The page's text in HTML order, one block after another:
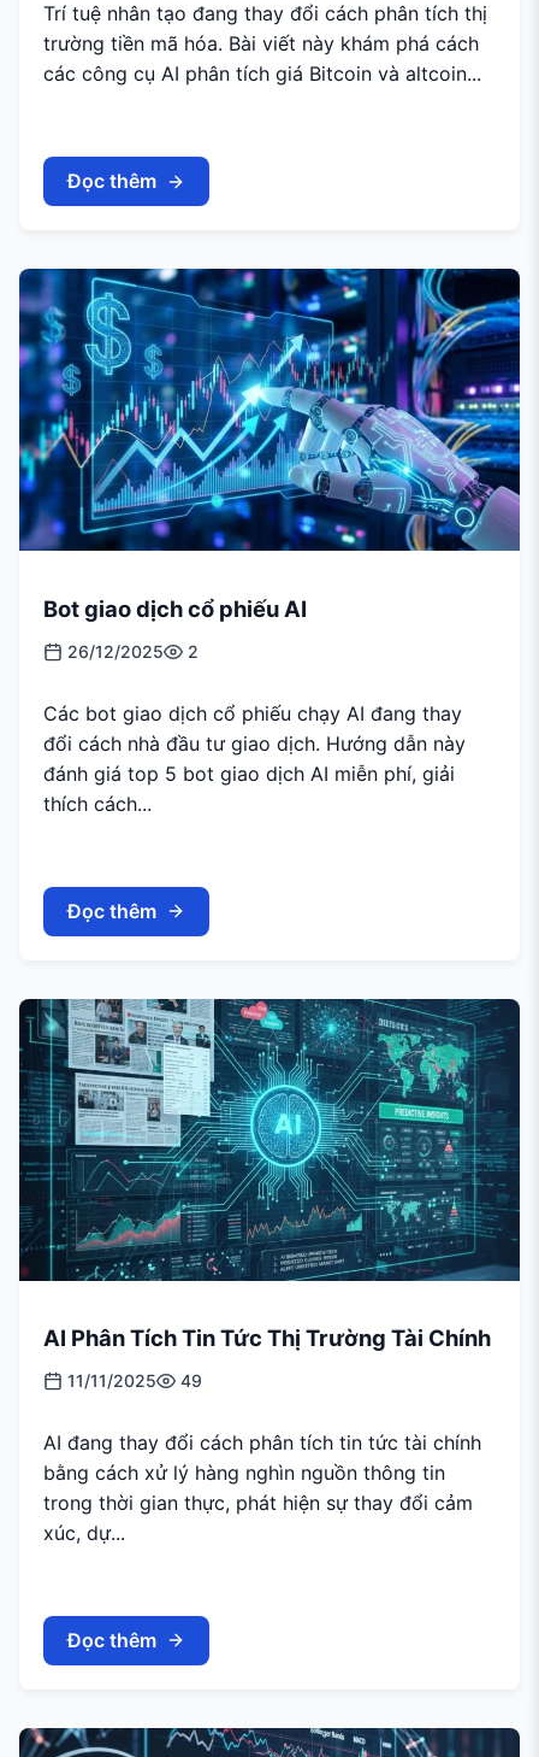
Trí tuệ nhân tạo đang thay đổi cách phân tích thị
trường tiền mã hóa. Bài viết này khám phá cách
các công cụ AI phân tích giá Bitcoin và altcoin...
Đọc thêm
Bot giao dịch cổ phiếu AI
26/12/2025 2
Các bot giao dịch cổ phiếu chạy AI đang thay
đổi cách nhà đầu tư giao dịch. Hướng dẫn này
đánh giá top 5 bot giao dịch AI miễn phí, giải
thích cách...
Đọc thêm
AI Phân Tích Tin Tức Thị Trường Tài Chính
11/11/2025 49
AI đang thay đổi cách phân tích tin tức tài chính
bằng cách xử lý hàng nghìn nguồn thông tin
trong thời gian thực, phát hiện sự thay đổi cảm
xúc, dự...
Đọc thêm